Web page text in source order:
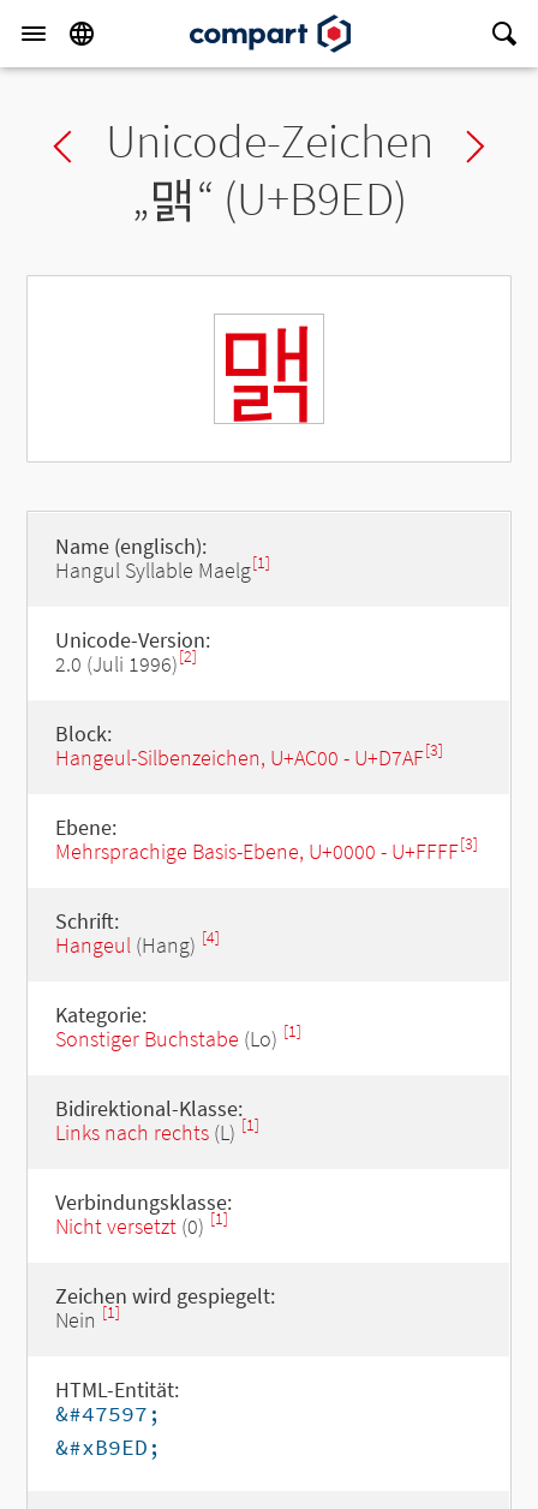
Previous char
Unicode-Zeichen
„맭“ (U+B9ED)
맭
Name (englisch):
Hangul Syllable Maelg[1]
Unicode-Version:
2.0 (Juli 1996)[2]
Block:
Hangeul-Silbenzeichen, U+AC00 - U+D7AF[3]
Ebene:
Mehrsprachige Basis-Ebene, U+0000 - U+FFFF[3]
Schrift:
Hangeul(Hang) [4]
Kategorie:
Sonstiger Buchstabe (Lo) [1]
Bidirektional-Klasse:
Links nach rechts(L) [1]
Verbindungsklasse:
Nicht versetzt(0) [1]
Zeichen wird gespiegelt:
Nein [1]
HTML-Entität:
&#47597;
&#xB9ED;